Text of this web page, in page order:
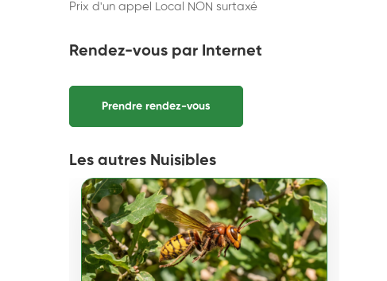
Prix d'un appel Local NON surtaxé
Rendez-vous par Internet
Prendre rendez-vous
Les autres Nuisibles